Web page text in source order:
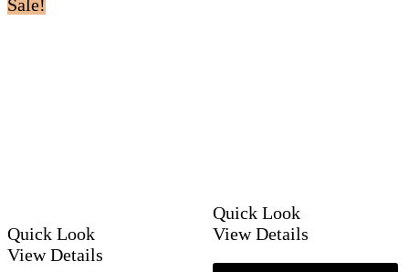
Sale!
Quick Look
View Details
Quick Look
View Details